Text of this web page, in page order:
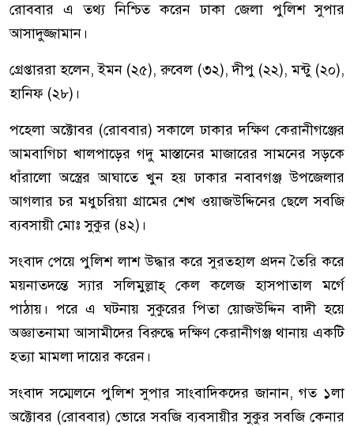
রোববার এ তথ্য নিশ্চিত করেন ঢাকা জেলা পুলিশ সুপার
আসাদুজ্জামান।
গ্রেপ্তাররা হলেন, ইমন (২৫), রুবেল (৩২), দীপু (২২), মন্টু (২০),
হানিফ (২৮)।
পহেলা অক্টোবর (রোববার) সকালে ঢাকার দক্ষিণ কেরানীগঞ্জের
আমবাগিচা খালপাড়ের গদু মাস্তানের মাজারের সামনের সড়কে
ধাঁরালো অস্ত্রের আঘাতে খুন হয় ঢাকার নবাবগঞ্জ উপজেলার
আগলার চর মধুচরিয়া গ্রামের শেখ ওয়াজউদ্দিনের ছেলে সবজি
ব্যবসায়ী মোঃ সুকুর (৪২)।
সংবাদ পেয়ে পুলিশ লাশ উদ্ধার করে সুরতহাল প্রদন তৈরি করে
ময়নাতদন্তে স্যার সলিমুল্লাহ্ কেল কলেজ হাসপাতাল মর্গে
পাঠায়। পরে এ ঘটনায় সুকুরের পিতা য়োজউদ্দিন বাদী হয়ে
অজ্ঞাতনামা আসামীদের বিরুদ্ধে দক্ষিণ কেরানীগঞ্জ থানায় একটি
হত্যা মামলা দায়ের করেন।
সংবাদ সম্মেলনে পুলিশ সুপার সাংবাদিকদের জানান, গত ১লা
অক্টোবর (রোববার) ভোরে সবজি ব্যবসায়ীর সুকুর সবজি কেনার